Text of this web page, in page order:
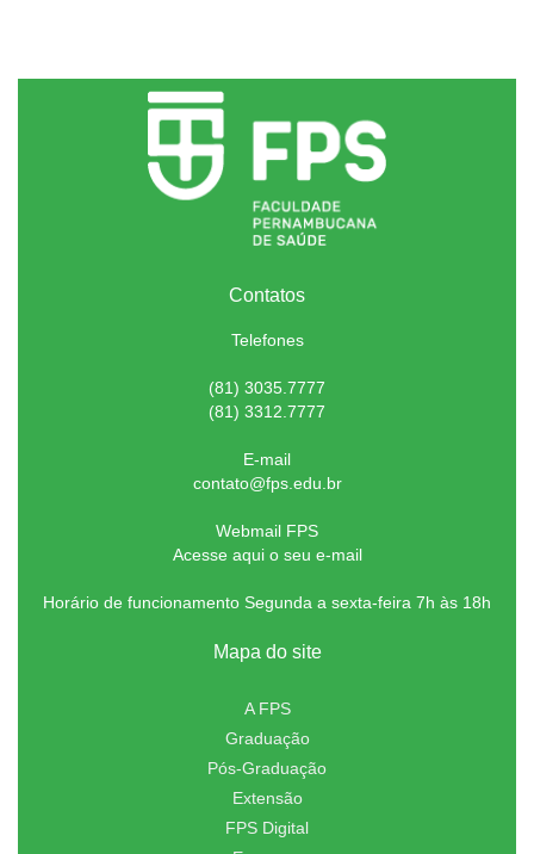
Contatos
Telefones
(81) 3035.7777
(81) 3312.7777
E-mail
contato@fps.edu.br
Webmail FPS
Acesse aqui o seu e-mail
Horário de funcionamento Segunda a sexta-feira 7h às 18h
Mapa do site
A FPS
Graduação
Pós-Graduação
Extensão
FPS Digital